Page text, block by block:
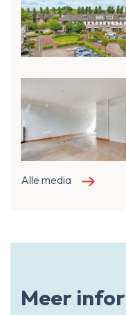
Alle media
Meer